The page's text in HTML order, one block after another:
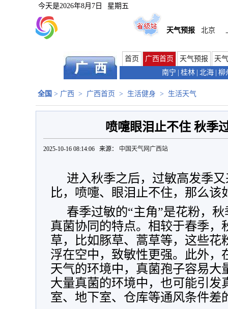
今天是2026年8月7日 星期五
天气预报 北京
首页 广西首页 天气预报
天
南宁
桂林 北海 柳
全国 > 广西 > 广西首页 > 生活健身 > 生活天气
喷嚏眼泪止不住 秋季
2025-10-16 08:14:06 来源： 中国天气网广西站
进入秋季之后，过敏高发季
比，喷嚏、眼泪止不住，那么该
春季过敏的“主角”是花粉，
真菌协同的特点。相较于春季，
草，比如豚草、蒿草等，这些花
浮在空中，致敏性更强。此外，
天气的环境中，真菌孢子容易大
大量真菌的环境中，也可能引发
室、地下室、仓库等通风条件差